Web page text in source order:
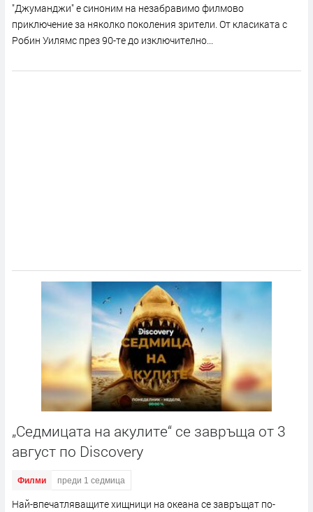
"Джуманджи" е синоним на незабравимо филмово
приключение за няколко поколения зрители. От класиката с
Робин Уилямс през 90-те до изключително...
„Седмицата на акулите“ се завръща от 3
август по Discovery
Филми преди 1 седмица
Най-впечатляващите хищници на океана се завръщат по-